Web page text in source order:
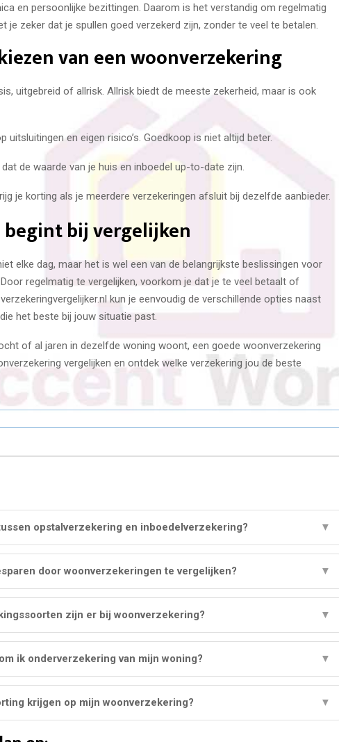
en persoonlijke bezittingen. Daarom is het verstandig om regelmatig
je zeker dat je spullen goed verzekerd zijn, zonder te veel te betalen.
van een woonverzekering
uitgebreid of allrisk. Allrisk biedt de meeste zekerheid, maar is ook
uitsluitingen en eigen risico’s. Goedkoop is niet altijd beter.
de waarde van je huis en inboedel up-to-date zijn.
je korting als je meerdere verzekeringen afsluit bij dezelfde aanbieder.
begint bij vergelijken
elke dag, maar het is wel een van de belangrijkste beslissingen voor
regelmatig te vergelijken, voorkom je dat je te veel betaalt of
kun je eenvoudig de verschillende opties naast
het beste bij jouw situatie past.
of al jaren in dezelfde woning woont, een goede woonverzekering
vergelijken en ontdek welke verzekering jou de beste
opstalverzekering en inboedelverzekering? ▼
door woonverzekeringen te vergelijken? ▼
zijn er bij woonverzekering? ▼
ik onderverzekering van mijn woning? ▼
krijgen op mijn woonverzekering? ▼